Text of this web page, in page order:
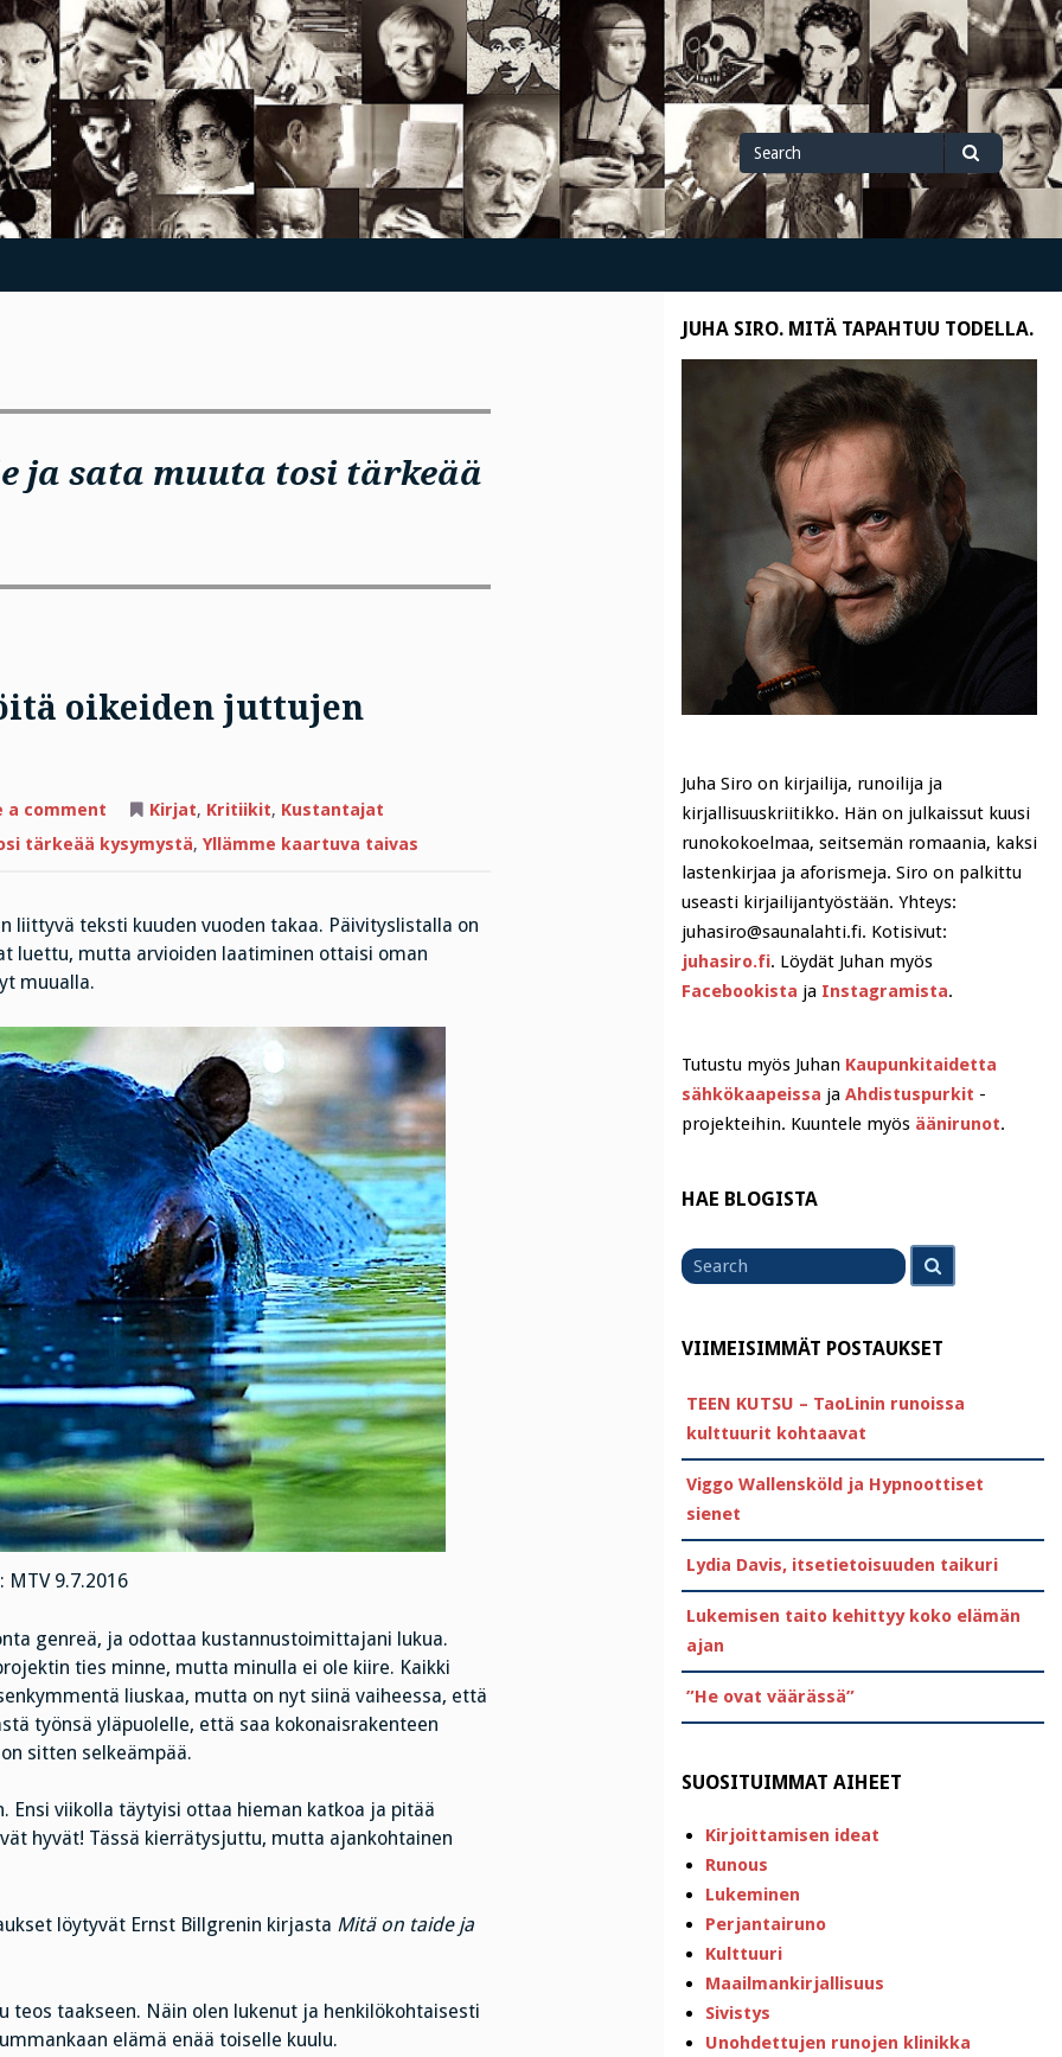
Search
for
Search
ja sata muuta tosi tärkeää
oikeiden juttujen
a commenton
tiedän
että
juttujen
kimpussa?
Kirjat, Kritiikit, Kustantajat
tärkeää kysymystä, Yllämme kaartuva taivas
liittyvä teksti kuuden vuoden takaa. Päivityslistalla on
luettu, mutta arvioiden laatiminen ottaisi oman
muualla.
MTV 9.7.2016
genreä, ja odottaa kustannustoimittajani lukua.
ties minne, mutta minulla ei ole kiire. Kaikki
liuskaa, mutta on nyt siinä vaiheessa, että
työnsä yläpuolelle, että saa kokonaisrakenteen
sitten selkeämpää.
Ensi viikolla täytyisi ottaa hieman katkoa ja pitää
hyvät! Tässä kierrätysjuttu, mutta ajankohtainen
löytyvät Ernst Billgrenin kirjasta Mitä on taide ja
taakseen. Näin olen lukenut ja henkilökohtaisesti
elämä enää toiselle kuulu.
JUHA SIRO. MITÄ TAPAHTUU TODELLA.
Juha Siro on kirjailija, runoilija ja
kirjallisuuskriitikko. Hän on julkaissut kuusi
runokokoelmaa, seitsemän romaania, kaksi
lastenkirjaa ja aforismeja. Siro on palkittu
useasti kirjailijantyöstään. Yhteys:
juhasiro@saunalahti.fi. Kotisivut:
juhasiro.fi. Löydät Juhan myös
Facebookista ja Instagramista.
Tutustu myös Juhan Kaupunkitaidetta
sähkökaapeissa ja Ahdistuspurkit -
projekteihin. Kuuntele myös äänirunot.
HAE BLOGISTA
for
VIIMEISIMMÄT POSTAUKSET
TEEN KUTSU – TaoLinin runoissa
kulttuurit kohtaavat
Viggo Wallensköld ja Hypnoottiset
sienet
Lydia Davis, itsetietoisuuden taikuri
Lukemisen taito kehittyy koko elämän
ajan
”He ovat väärässä”
SUOSITUIMMAT AIHEET
Kirjoittamisen ideat
Runous
Lukeminen
Perjantairuno
Kulttuuri
Maailmankirjallisuus
Sivistys
Unohdettujen runojen klinikka